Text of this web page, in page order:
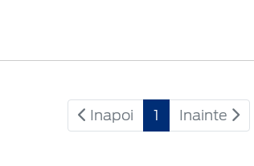
Inapoi 1 Inainte